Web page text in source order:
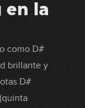
en la
como D#
brillante y
D#